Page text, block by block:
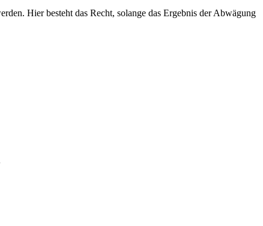
Hier besteht das Recht, solange das Ergebnis der Abwägung